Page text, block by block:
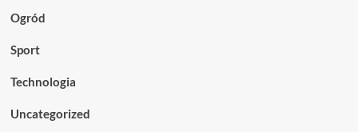
Ogród
Sport
Technologia
Uncategorized